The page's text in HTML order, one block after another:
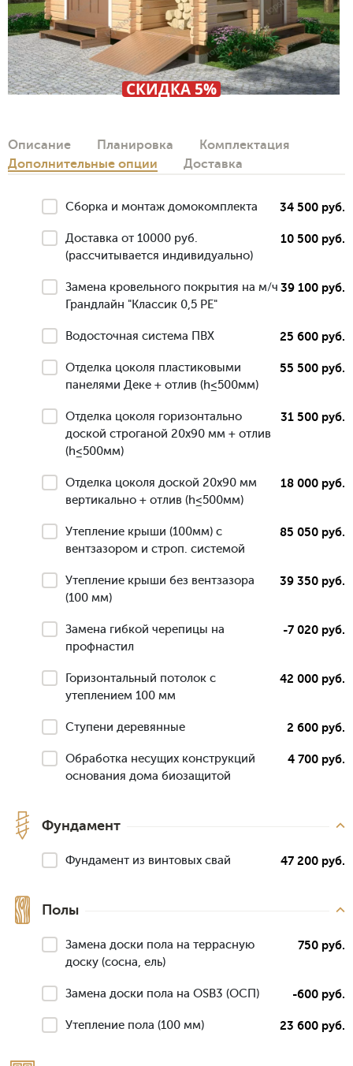
СКИДКА 5%
Описание Планировка
Комплектация
Дополнительные опции
Доставка
Сборка и монтаж домокомплекта 34 500 руб.
Доставка от 10000 руб.
(рассчитывается индивидуально)
10 500 руб.
Замена кровельного покрытия на м/ч
Грандлайн "Классик 0,5 РЕ"
39 100 руб.
Водосточная система ПВХ 25 600 руб.
Отделка цоколя пластиковыми
панелями Деке + отлив (h≤500мм)
55 500 руб.
Отделка цоколя горизонтально
доской строганой 20х90 мм + отлив
(h≤500мм)
31 500 руб.
Отделка цоколя доской 20х90 мм
вертикально + отлив (h≤500мм)
18 000 руб.
Утепление крыши (100мм) с
вентзазором и строп. системой
85 050 руб.
Утепление крыши без вентзазора
(100 мм)
39 350 руб.
Замена гибкой черепицы на
профнастил
-7 020 руб.
Горизонтальный потолок с
утеплением 100 мм
42 000 руб.
Ступени деревянные 2 600 руб.
Обработка несущих конструкций
основания дома биозащитой
4 700 руб.
Фундамент
Фундамент из винтовых свай 47 200 руб.
Полы
Замена доски пола на террасную
доску (сосна, ель)
750 руб.
Замена доски пола на OSB3 (ОСП) -600 руб.
Утепление пола (100 мм) 23 600 руб.